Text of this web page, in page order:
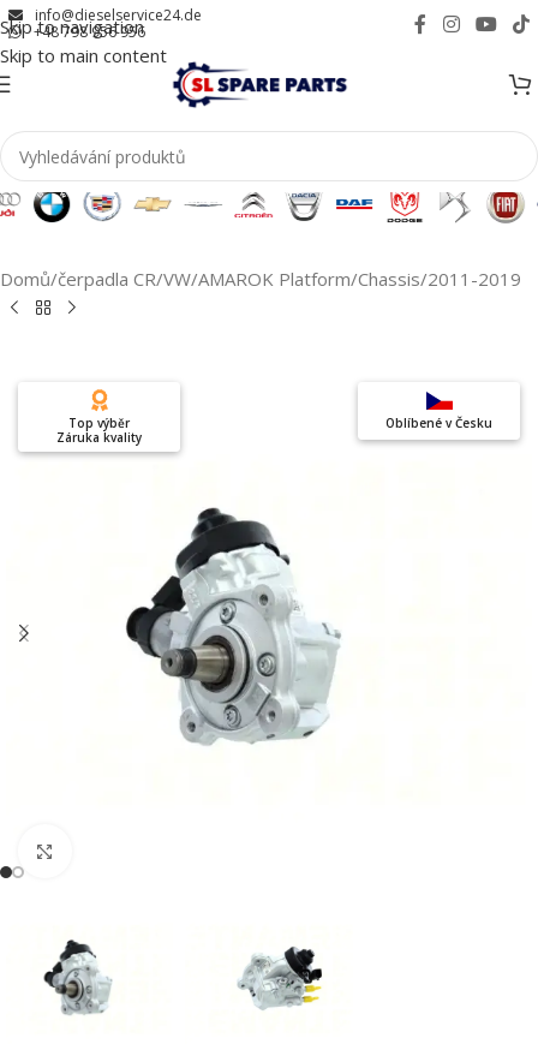
Skip to navigation
Skip to main content
info@dieselservice24.de
+48 798 956 956
Domů/čerpadla CR/VW/AMAROK Platform/Chassis/2011-2019
Oblíbené v Česku
Top výběr
Záruka kvality